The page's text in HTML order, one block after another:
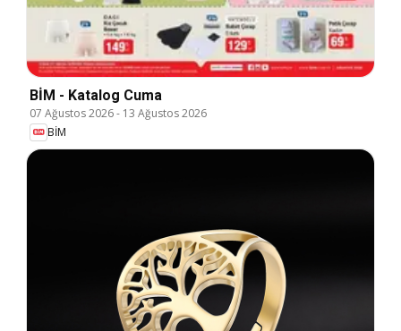
BİM - Katalog Cuma
07 Ağustos 2026- 13 Ağustos 2026
BİM